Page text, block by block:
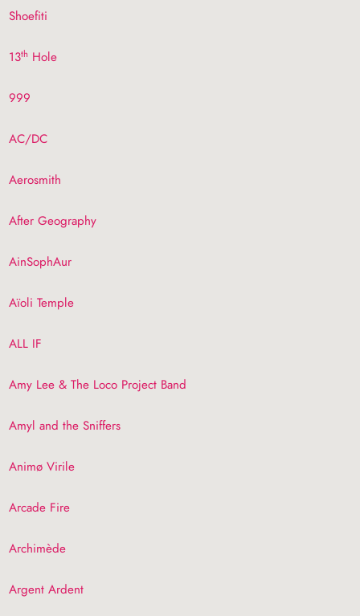
Shoefiti
13th Hole
999
AC/DC
Aerosmith
After Geography
AinSophAur
Aïoli Temple
ALL IF
Amy Lee & The Loco Project Band
Amyl and the Sniffers
Animø Virile
Arcade Fire
Archimède
Argent Ardent